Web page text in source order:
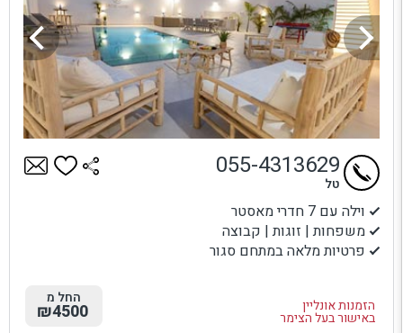
וילה עם 7 חדרי מאסטר
משפחות | זוגות | קבוצה
פרטיות מלאה במתחם סגור
הזמנות אונליין
באישור בעל הצימר
055-4313629
טל
החל מ
₪4500